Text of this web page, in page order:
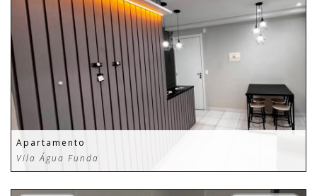
Apartamento
Vila Água Funda